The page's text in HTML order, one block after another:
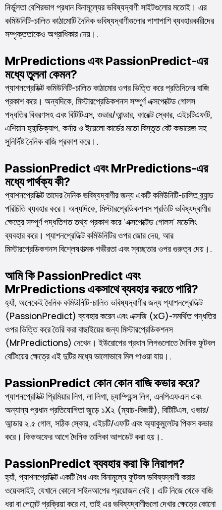
নির্ভুলতা বেশিরভাগ প্রধান বিনামূল্যের ভবিষ্যদ্বাণী সাইটগুলোর মতোই। এর
কমিউনিটি-চালিত কাঠামোটি দৈনিক ভবিষ্যদ্বাণীগুলোর পাশাপাশি ব্যবহারকারীদের
সম্পৃক্ততাকেও অগ্রাধিকার দেয়।.
MrPredictions এবং PassionPredict-এর
মধ্যে তুলনা কেমন?
প্যাশনপ্রেডিক্ট কমিউনিটি-চালিত কাঠামোর ওপর ভিত্তি করে প্রতিদিনের বাজি
প্রকাশ করে। অন্যদিকে, মিস্টারপ্রেডিকশনস সম্পূর্ণ এক্সপেক্টেড গোলস
পদ্ধতির বিবরণসহ এবং বিটিটিএস, ওভার/আন্ডার, কারেক্ট স্কোর, এইচটিএফটি,
এশিয়ান হ্যান্ডিক্যাপ, কর্নার ও ইয়েলো কার্ডের মতো বিস্তৃত বেট কভারেজ সহ
সুনির্দিষ্ট দৈনিক বাজি প্রকাশ করে।.
PassionPredict এবং MrPredictions-এর
মধ্যে পার্থক্য কী?
প্যাশনপ্রেডিক্ট তাদের দৈনিক ভবিষ্যদ্বাণীর জন্য একটি কমিউনিটি-চালিত ব্র্যান্ড
পরিচিতি ব্যবহার করে। অন্যদিকে, মিস্টারপ্রেডিকশনস প্রতিটি ভবিষ্যদ্বাণীর
ক্ষেত্রে সম্পূর্ণ পদ্ধতিগত তথ্য প্রকাশ করে ‘এক্সপেক্টেড গোলস’ মডেলিং
ব্যবহার করে। প্যাশনপ্রেডিক্ট কমিউনিটির ওপর জোর দেয়, আর
মিস্টারপ্রেডিকশনস বিশ্লেষণাত্মক গভীরতা এবং স্বচ্ছতার ওপর গুরুত্ব দেয়।.
আমি কি PassionPredict এবং
MrPredictions একসাথে ব্যবহার করতে পারি?
হ্যাঁ, অনেকেই দৈনিক কমিউনিটি-চালিত ভবিষ্যদ্বাণীর জন্য প্যাশনপ্রেডিক্ট
(PassionPredict) ব্যবহার করেন এবং এক্সজি (xG)-সমর্থিত পদ্ধতির
ওপর ভিত্তি করে তৈরি করা বাছাইয়ের জন্য মিস্টারপ্রেডিকশনস
(MrPredictions) দেখেন। ইউরোপের প্রধান লিগগুলোতে দৈনিক ফুটবল
বেটিংয়ের ক্ষেত্রে এই দুটির মধ্যে ভালোভাবে মিল পাওয়া যায়।.
PassionPredict কোন কোন বাজি কভার করে?
প্যাশনপ্রেডিক্ট প্রিমিয়ার লিগ, লা লিগা, চ্যাম্পিয়ন্স লিগ, এনপিএফএল এবং
অন্যান্য প্রধান প্রতিযোগিতা জুড়ে ১X২ (ম্যাচ-বিজয়ী), বিটিটিএস, ওভার/
আন্ডার ২.৫ গোল, সঠিক স্কোর, এইচটি/এফটি এবং অ্যাকুমুলেটর পিকস কভার
করে। কিকঅফের আগে দৈনিক তালিকা আপডেট করা হয়।.
PassionPredict ব্যবহার করা কি নিরাপদ?
হ্যাঁ, প্যাশনপ্রেডিক্ট একটি বৈধ এবং বিনামূল্যে ফুটবল ভবিষ্যদ্বাণী করার
ওয়েবসাইট, যেখানে কোনো সাইনআপের প্রয়োজন নেই। এটি নিজে থেকে বাজি
ধরা বা পেমেন্ট প্রক্রিয়া করে না, তাই এর ভবিষ্যদ্বাণীগুলো দেখার ক্ষেত্রে কোনো